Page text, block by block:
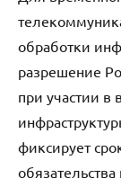
обработки
разрешение
при участии в
фиксирует